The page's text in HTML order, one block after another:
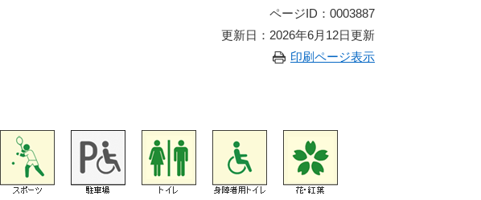
ページID：0003887
更新日：2026年6月12日更新
印刷ページ表示